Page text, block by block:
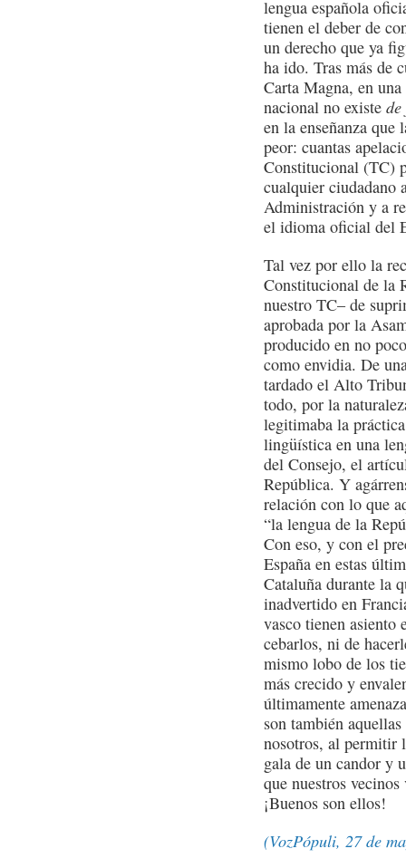
lengua española
tienen el deber de
un derecho que ya
ha ido. Tras más de
Carta Magna, en
nacional no existe
en la enseñanza
peor: cuantas
Constitucional (TC)
cualquier ciudadano
Administración y a
el idioma oficial del
Tal vez por ello la
Constitucional de la
nuestro TC– de
aprobada por la
producido en no
como envidia. De
tardado el Alto
todo, por la
legitimaba la
lingüística en una
del Consejo, el
República. Y
relación con lo que
“la lengua de la
Con eso, y con el
España en estas
Cataluña durante la
inadvertido en
vasco tienen asiento
cebarlos, ni de
mismo lobo de los
más crecido y
últimamente
son también
nosotros, al permitir
gala de un candor y
que nuestros
¡Buenos son ellos!
(VozPópuli, 27 de